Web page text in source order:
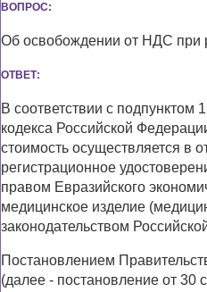
ВОПРОС:
Об освобождении от НДС при
ОТВЕТ:
В соответствии с подпунктом
кодекса Российской
стоимость осуществляется в
регистрационное
правом Евразийского
медицинское изделие
законодательством
Постановлением
(далее - постановление от 30